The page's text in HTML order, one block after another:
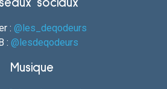
sociaux
: @les_deqodeurs
: @lesdeqodeurs
Musique